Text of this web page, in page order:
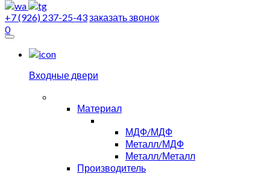
+7 (926) 237-25-43заказать звонок
0
Входные двери
Материал
МДФ/МДФ
Металл/МДФ
Металл/Металл
Производитель